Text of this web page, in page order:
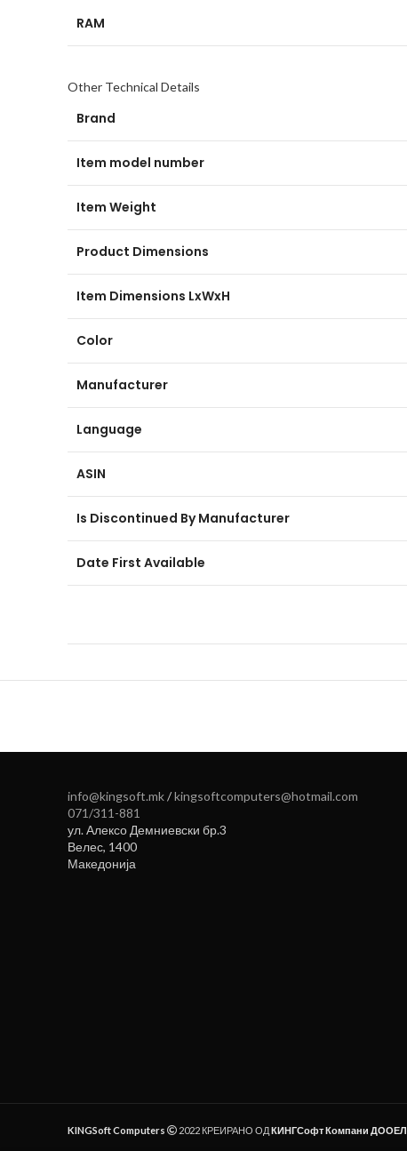
RAM
Other Technical Details
Brand
Item model number
Item Weight
Product Dimensions
Item Dimensions LxWxH
Color
Manufacturer
Language
ASIN
Is Discontinued By Manufacturer
Date First Available
info@kingsoft.mk/kingsoftcomputers@hotmail.com
071/311-881
ул. Алексо Демниевски бр.3
Велес, 1400
Македонија
KINGSoft Computers 2022 КРЕИРАНО ОДКИНГСофт Компани ДООЕЛ